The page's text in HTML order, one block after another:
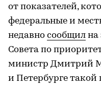
от показателей,
федеральные и
недавно сообщил на
Совета по
министр Дмитрий
и Петербурге такой